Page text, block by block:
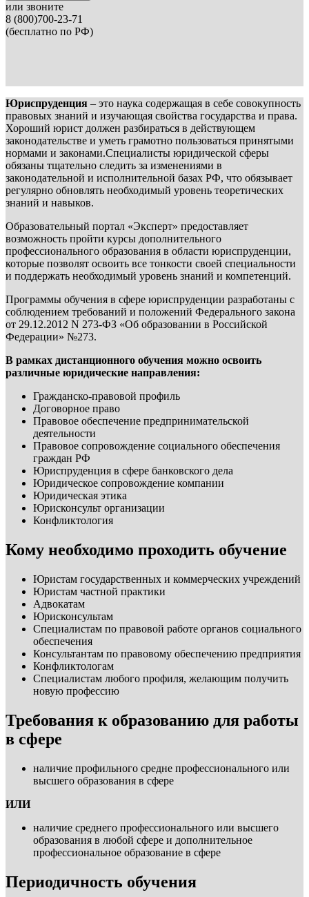
или звоните
8 (800)700-23-71
(бесплатно по РФ)
Юриспруденция – это наука содержащая в себе совокупность
правовых знаний и изучающая свойства государства и права.
Хороший юрист должен разбираться в действующем
законодательстве и уметь грамотно пользоваться принятыми
нормами и законами.Специалисты юридической сферы
обязаны тщательно следить за изменениями в
законодательной и исполнительной базах РФ, что обязывает
регулярно обновлять необходимый уровень теоретических
знаний и навыков.
Образовательный портал «Эксперт» предоставляет
возможность пройти курсы дополнительного
профессионального образования в области юриспруденции,
которые позволят освоить все тонкости своей специальности
и поддержать необходимый уровень знаний и компетенций.
Программы обучения в сфере юриспруденции разработаны с
соблюдением требований и положений Федерального закона
от 29.12.2012 N 273-ФЗ «Об образовании в Российской
Федерации» №273.
В рамках дистанционного обучения можно освоить
различные юридические направления:
Гражданско-правовой профиль
Договорное право
Правовое обеспечение предпринимательской
деятельности
Правовое сопровождение социального обеспечения
граждан РФ
Юриспруденция в сфере банковского дела
Юридическое сопровождение компании
Юридическая этика
Юрисконсульт организации
Конфликтология
Кому необходимо проходить обучение
Юристам государственных и коммерческих учреждений
Юристам частной практики
Адвокатам
Юрисконсультам
Специалистам по правовой работе органов социального
обеспечения
Консультантам по правовому обеспечению предприятия
Конфликтологам
Специалистам любого профиля, желающим получить
новую профессию
Требования к образованию для работы
в сфере
наличие профильного средне профессионального или
высшего образования в сфере
ИЛИ
наличие среднего профессионального или высшего
образования в любой сфере и дополнительное
профессиональное образование в сфере
Периодичность обучения